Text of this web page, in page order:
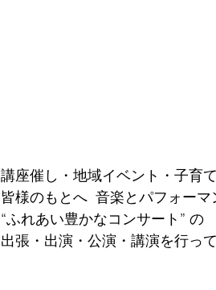
講座催し・地域イベント・子育
皆様のもとへ  音楽とパフォー
“ふれあい豊かなコンサート” の
出張・出演・公演・講演を行って